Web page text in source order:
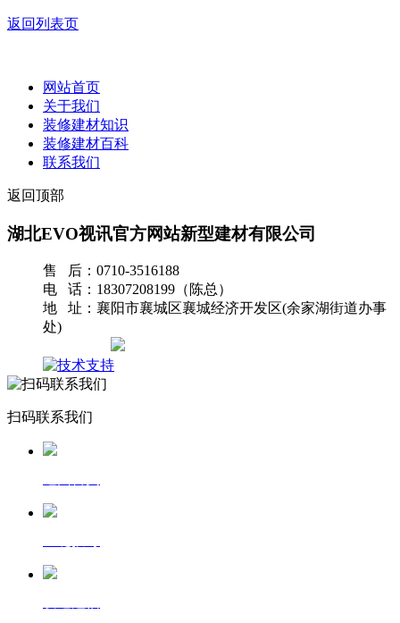
返回列表页
网站首页
关于我们
装修建材知识
装修建材百科
联系我们
返回顶部
湖北EVO视讯官方网站新型建材有限公司
售 后：0710-3516188
电 话：18307208199（陈总）
地 址：襄阳市襄城区襄城经济开发区(余家湖街道办事
处)
扫码联系我们